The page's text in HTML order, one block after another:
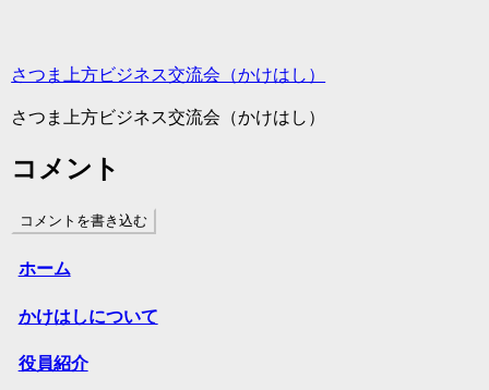
さつま上方ビジネス交流会（かけはし）
さつま上方ビジネス交流会（かけはし）
コメント
コメントを書き込む
ホーム
かけはしについて
役員紹介